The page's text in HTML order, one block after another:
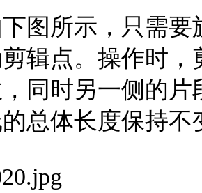
图所示，只需
辑点。操作时
同时另一侧的
总体长度保持不